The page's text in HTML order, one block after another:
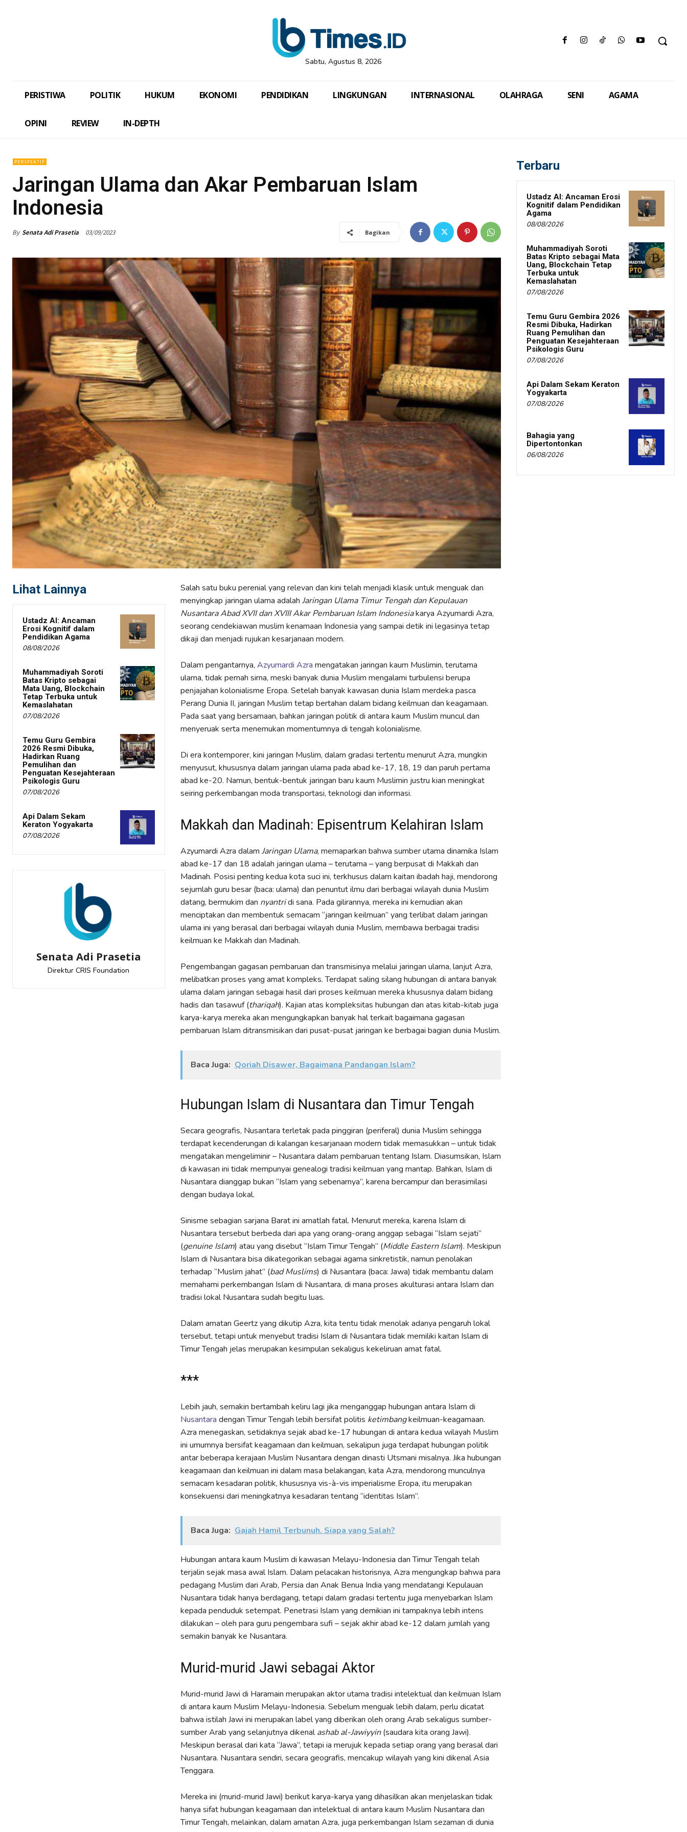
Sabtu, Agustus 8, 2026
PERISTIWA POLITIK HUKUM EKONOMI PENDIDIKAN LINGKUNGAN INTERNASIONAL OLAHRAGA SENI AGAMA
OPINI REVIEW IN-DEPTH
PERSPEKTIF
Jaringan Ulama dan Akar Pembaruan Islam
Indonesia
By Senata Adi Prasetia 03/09/2023 Bagikan
Lihat Lainnya
Ustadz AI: Ancaman
Erosi Kognitif dalam
Pendidikan Agama
08/08/2026
Muhammadiyah Soroti
Batas Kripto sebagai
Mata Uang, Blockchain
Tetap Terbuka untuk
Kemaslahatan
07/08/2026
Temu Guru Gembira
2026 Resmi Dibuka,
Hadirkan Ruang
Pemulihan dan
Penguatan Kesejahteraan
Psikologis Guru
07/08/2026
Api Dalam Sekam
Keraton Yogyakarta
07/08/2026
Senata Adi Prasetia
Direktur CRIS Foundation
Salah satu buku perenial yang relevan dan kini telah menjadi klasik untuk menguak dan
menyingkap jaringan ulama adalah Jaringan Ulama Timur Tengah dan Kepulauan
Nusantara Abad XVII dan XVIII Akar Pembaruan Islam Indonesiakarya Azyumardi Azra,
seorang cendekiawan muslim kenamaan Indonesia yang sampai detik ini legasinya tetap
dikaji dan menjadi rujukan kesarjanaan modern.
Dalam pengantarnya, Azyumardi Azra mengatakan jaringan kaum Muslimin, terutama
ulama, tidak pernah sirna, meski banyak dunia Muslim mengalami turbulensi berupa
penjajahan kolonialisme Eropa. Setelah banyak kawasan dunia Islam merdeka pasca
Perang Dunia II, jaringan Muslim tetap bertahan dalam bidang keilmuan dan keagamaan.
Pada saat yang bersamaan, bahkan jaringan politik di antara kaum Muslim muncul dan
menyeruak serta menemukan momentumnya di tengah kolonialisme.
Di era kontemporer, kini jaringan Muslim, dalam gradasi tertentu menurut Azra, mungkin
menyusut, khususnya dalam jaringan ulama pada abad ke-17, 18, 19 dan paruh pertama
abad ke-20. Namun, bentuk-bentuk jaringan baru kaum Muslimin justru kian meningkat
seiring perkembangan moda transportasi, teknologi dan informasi.
Makkah dan Madinah: Episentrum Kelahiran Islam
Azyumardi Azra dalam Jaringan Ulama, memaparkan bahwa sumber utama dinamika Islam
abad ke-17 dan 18 adalah jaringan ulama – terutama – yang berpusat di Makkah dan
Madinah. Posisi penting kedua kota suci ini, terkhusus dalam kaitan ibadah haji, mendorong
sejumlah guru besar (baca: ulama) dan penuntut ilmu dari berbagai wilayah dunia Muslim
datang, bermukim dan nyantridi sana. Pada gilirannya, mereka ini kemudian akan
menciptakan dan membentuk semacam “jaringan keilmuan” yang terlibat dalam jaringan
ulama ini yang berasal dari berbagai wilayah dunia Muslim, membawa berbagai tradisi
keilmuan ke Makkah dan Madinah.
Pengembangan gagasan pembaruan dan transmisinya melalui jaringan ulama, lanjut Azra,
melibatkan proses yang amat kompleks. Terdapat saling silang hubungan di antara banyak
ulama dalam jaringan sebagai hasil dari proses keilmuan mereka khususnya dalam bidang
hadis dan tasawuf (thariqah). Kajian atas kompleksitas hubungan dan atas kitab-kitab juga
karya-karya mereka akan mengungkapkan banyak hal terkait bagaimana gagasan
pembaruan Islam ditransmisikan dari pusat-pusat jaringan ke berbagai bagian dunia Muslim.
Baca Juga: Qoriah Disawer, Bagaimana Pandangan Islam?
Hubungan Islam di Nusantara dan Timur Tengah
Secara geografis, Nusantara terletak pada pinggiran (periferal) dunia Muslim sehingga
terdapat kecenderungan di kalangan kesarjanaan modern tidak memasukkan – untuk tidak
mengatakan mengeliminir – Nusantara dalam pembaruan tentang Islam. Diasumsikan, Islam
di kawasan ini tidak mempunyai genealogi tradisi keilmuan yang mantap. Bahkan, Islam di
Nusantara dianggap bukan “Islam yang sebenarnya”, karena bercampur dan berasimilasi
dengan budaya lokal.
Sinisme sebagian sarjana Barat ini amatlah fatal. Menurut mereka, karena Islam di
Nusantara tersebut berbeda dari apa yang orang-orang anggap sebagai “Islam sejati”
(genuine Islam) atau yang disebut “Islam Timur Tengah” (Middle Eastern Islam). Meskipun
Islam di Nusantara bisa dikategorikan sebagai agama sinkretistik, namun penolakan
terhadap “Muslim jahat” (bad Muslims) di Nusantara (baca: Jawa) tidak membantu dalam
memahami perkembangan Islam di Nusantara, di mana proses akulturasi antara Islam dan
tradisi lokal Nusantara sudah begitu luas.
Dalam amatan Geertz yang dikutip Azra, kita tentu tidak menolak adanya pengaruh lokal
tersebut, tetapi untuk menyebut tradisi Islam di Nusantara tidak memiliki kaitan Islam di
Timur Tengah jelas merupakan kesimpulan sekaligus kekeliruan amat fatal.
***
Lebih jauh, semakin bertambah keliru lagi jika menganggap hubungan antara Islam di
Nusantara dengan Timur Tengah lebih bersifat politis ketimbangkeilmuan-keagamaan.
Azra menegaskan, setidaknya sejak abad ke-17 hubungan di antara kedua wilayah Muslim
ini umumnya bersifat keagamaan dan keilmuan, sekalipun juga terdapat hubungan politik
antar beberapa kerajaan Muslim Nusantara dengan dinasti Utsmani misalnya. Jika hubungan
keagamaan dan keilmuan ini dalam masa belakangan, kata Azra, mendorong munculnya
semacam kesadaran politik, khususnya vis-à-vis imperialisme Eropa, itu merupakan
konsekuensi dari meningkatnya kesadaran tentang “identitas Islam”.
Baca Juga: Gajah Hamil Terbunuh. Siapa yang Salah?
Hubungan antara kaum Muslim di kawasan Melayu-Indonesia dan Timur Tengah telah
terjalin sejak masa awal Islam. Dalam pelacakan historisnya, Azra mengungkap bahwa para
pedagang Muslim dari Arab, Persia dan Anak Benua India yang mendatangi Kepulauan
Nusantara tidak hanya berdagang, tetapi dalam gradasi tertentu juga menyebarkan Islam
kepada penduduk setempat. Penetrasi Islam yang demikian ini tampaknya lebih intens
dilakukan – oleh para guru pengembara sufi – sejak akhir abad ke-12 dalam jumlah yang
semakin banyak ke Nusantara.
Murid-murid Jawi sebagai Aktor
Murid-murid Jawi di Haramain merupakan aktor utama tradisi intelektual dan keilmuan Islam
di antara kaum Muslim Melayu-Indonesia. Sebelum menguak lebih dalam, perlu dicatat
bahwa istilah Jawi ini merupakan label yang diberikan oleh orang Arab sekaligus sumber-
sumber Arab yang selanjutnya dikenalashab al-Jawiyyin(saudara kita orang Jawi).
Meskipun berasal dari kata “Jawa”, tetapi ia merujuk kepada setiap orang yang berasal dari
Nusantara. Nusantara sendiri, secara geografis, mencakup wilayah yang kini dikenal Asia
Tenggara.
Mereka ini (murid-murid Jawi) berikut karya-karya yang dihasilkan akan menjelaskan tidak
hanya sifat hubungan keagamaan dan intelektual di antara kaum Muslim Nusantara dan
Timur Tengah, melainkan, dalam amatan Azra, juga perkembangan Islam sezaman di dunia
Terbaru
Ustadz AI: Ancaman Erosi
Kognitif dalam Pendidikan
Agama
08/08/2026
Muhammadiyah Soroti
Batas Kripto sebagai Mata
Uang, Blockchain Tetap
Terbuka untuk
Kemaslahatan
07/08/2026
Temu Guru Gembira 2026
Resmi Dibuka, Hadirkan
Ruang Pemulihan dan
Penguatan Kesejahteraan
Psikologis Guru
07/08/2026
Api Dalam Sekam Keraton
Yogyakarta
07/08/2026
Bahagia yang
Dipertontonkan
06/08/2026